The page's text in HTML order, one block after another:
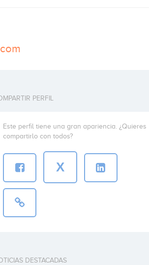
PERFIL
Este perfil tiene una gran apariencia. ¿Quieres
compartirlo con todos?
X
DESTACADAS